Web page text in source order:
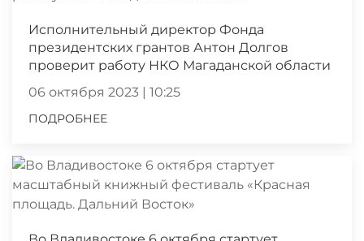
Исполнительный директор Фонда
президентских грантов Антон Долгов
проверит работу НКО Магаданской области
06 октября 2023 | 10:25
ПОДРОБНЕЕ